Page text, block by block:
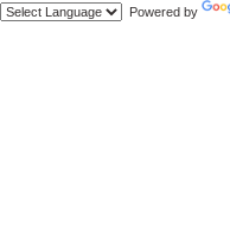
Powered by